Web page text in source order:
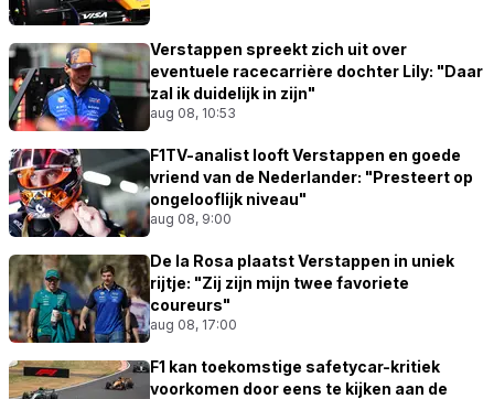
Verstappen spreekt zich uit over
eventuele racecarrière dochter Lily: "Daar
zal ik duidelijk in zijn"
aug 08, 10:53
F1TV-analist looft Verstappen en goede
vriend van de Nederlander: "Presteert op
ongelooflijk niveau"
aug 08, 9:00
De la Rosa plaatst Verstappen in uniek
rijtje: "Zij zijn mijn twee favoriete
coureurs"
aug 08, 17:00
F1 kan toekomstige safetycar-kritiek
voorkomen door eens te kijken aan de